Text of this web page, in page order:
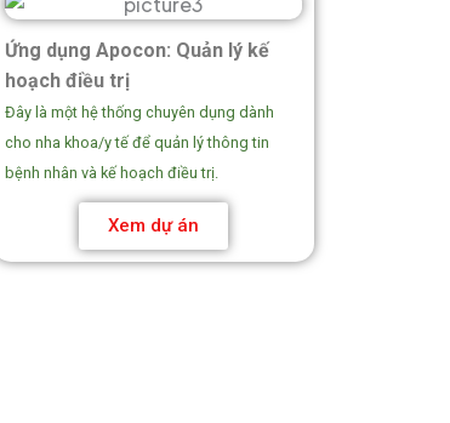
Ứng dụng Apocon: Quản lý kế
hoạch điều trị
Đây là một hệ thống chuyên dụng dành
cho nha khoa/y tế để quản lý thông tin
bệnh nhân và kế hoạch điều trị.
Xem dự án